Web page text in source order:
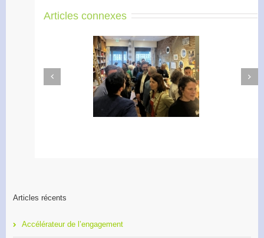
Articles connexes
Accélérateur de
l’engagement
Previous
Next
Articles récents
Accélérateur de l’engagement